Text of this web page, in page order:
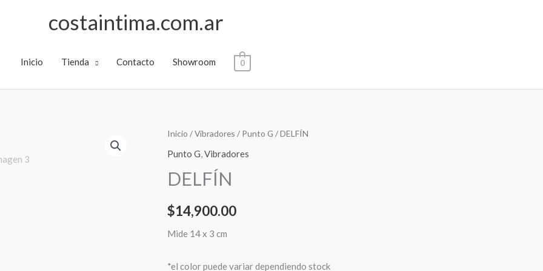
costaintima.com.ar
Inicio Tienda Contacto Showroom 0
Inicio /Vibradores / Punto G / DELFÍN
Punto G,Vibradores
DELFÍN
$14,900.00
Mide 14 x 3 cm
*el color puede variar dependiendo stock
DELFÍN
cantidad